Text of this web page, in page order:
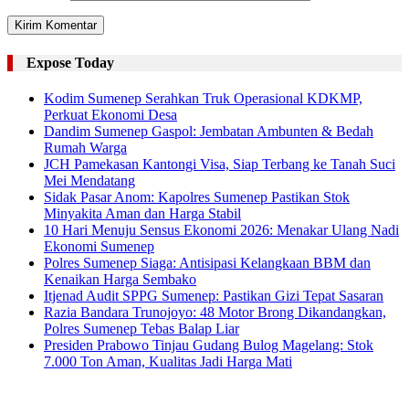
Expose Today
Kodim Sumenep Serahkan Truk Operasional KDKMP,
Perkuat Ekonomi Desa
Dandim Sumenep Gaspol: Jembatan Ambunten & Bedah
Rumah Warga
JCH Pamekasan Kantongi Visa, Siap Terbang ke Tanah Suci
Mei Mendatang
Sidak Pasar Anom: Kapolres Sumenep Pastikan Stok
Minyakita Aman dan Harga Stabil
10 Hari Menuju Sensus Ekonomi 2026: Menakar Ulang Nadi
Ekonomi Sumenep
Polres Sumenep Siaga: Antisipasi Kelangkaan BBM dan
Kenaikan Harga Sembako
Itjenad Audit SPPG Sumenep: Pastikan Gizi Tepat Sasaran
Razia Bandara Trunojoyo: 48 Motor Brong Dikandangkan,
Polres Sumenep Tebas Balap Liar
Presiden Prabowo Tinjau Gudang Bulog Magelang: Stok
7.000 Ton Aman, Kualitas Jadi Harga Mati